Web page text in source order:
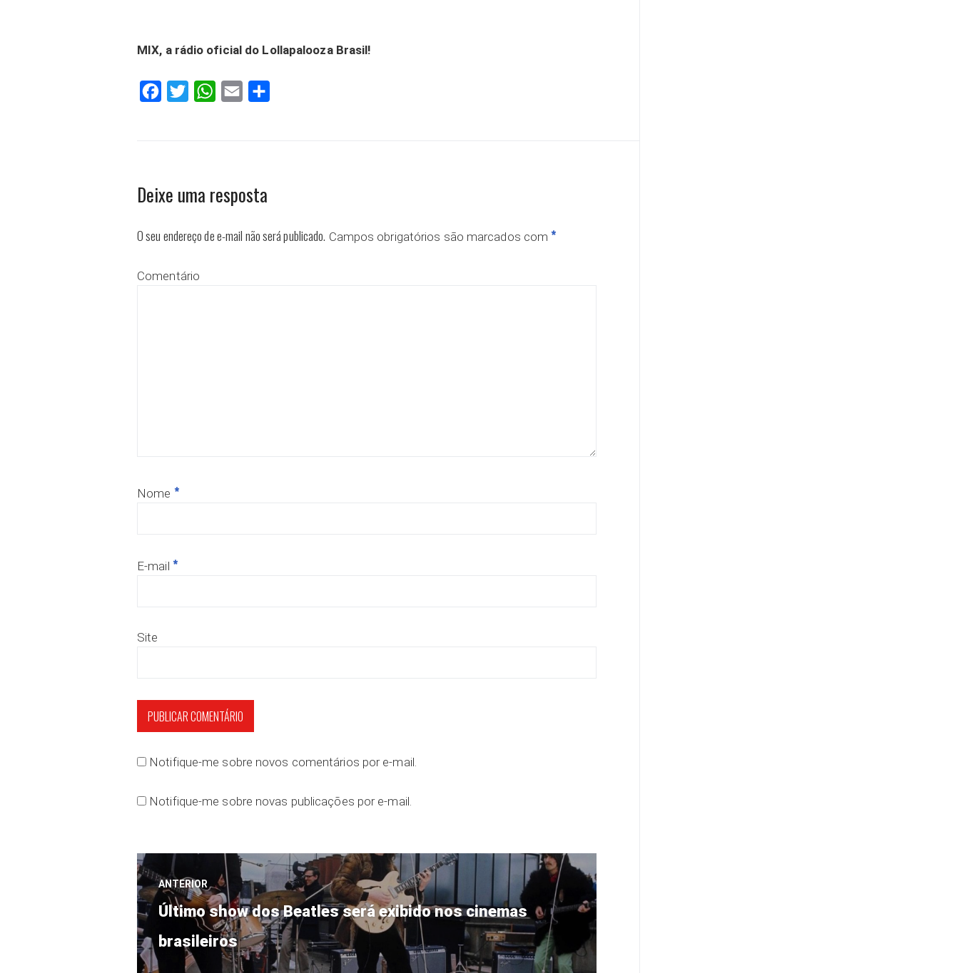
MIX, a rádio oficial do Lollapalooza Brasil!
FacebookTwitter WhatsAppEmail
Deixe uma resposta
O seu endereço de e-mail não será publicado. Campos obrigatórios são marcados com *
Comentário
Nome *
E-mail *
Site
Notifique-me sobre novos comentários por e-mail.
Notifique-me sobre novas publicações por e-mail.
Navegação
de
Post
ANTERIOR
Post
anterior:
Último show dos Beatles será exibido nos cinemas
brasileiros